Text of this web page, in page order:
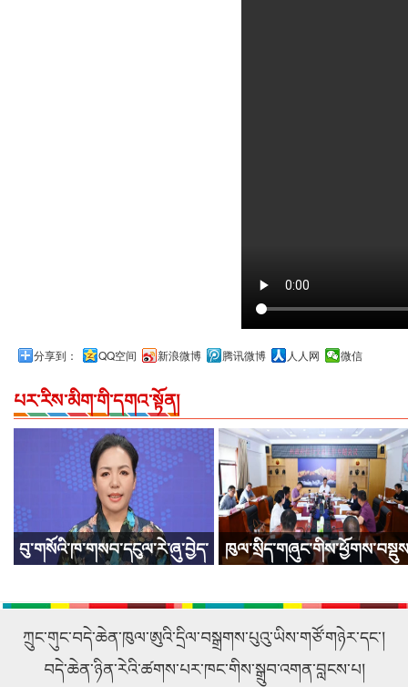
分享到： QQ空间 新浪微博 腾讯微博 人人网 微信
པར་རིས་མིག་གི་དགའ་སྟོན།
བུ་གསོའི་ཁ་གསབ་དངུལ་རེ་ཞུ་བྱེད་
ནི……
ཚོགས་འདུ་འཚོགས།
ཀྲུང་གུང་བདེ་ཆེན་ཁུལ་ཨུའི་དྲིལ་བསྒྲགས་པུའུ་ཡིས་གཙོ་གཉེར་དང་།
བདེ་ཆེན་ཉིན་རེའི་ཚགས་པར་ཁང་གིས་སྒྲུབ་འགན་བླངས་པ།